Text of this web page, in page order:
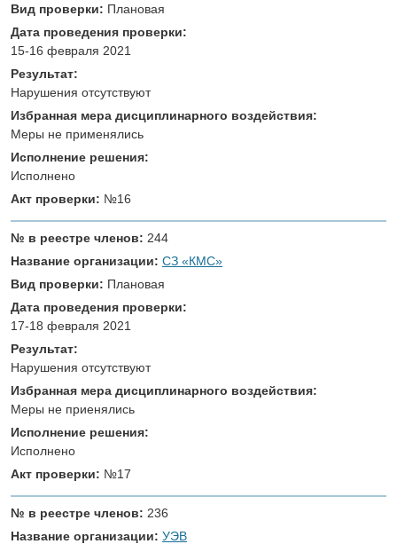
Вид проверки: Плановая
Дата проведения проверки:
15-16 февраля 2021
Результат:
Нарушения отсутствуют
Избранная мера дисциплинарного воздействия:
Меры не применялись
Исполнение решения:
Исполнено
Акт проверки: №16
№ в реестре членов: 244
Название организации: СЗ «КМС»
Вид проверки: Плановая
Дата проведения проверки:
17-18 февраля 2021
Результат:
Нарушения отсутствуют
Избранная мера дисциплинарного воздействия:
Меры не приенялись
Исполнение решения:
Исполнено
Акт проверки: №17
№ в реестре членов: 236
Название организации: УЭВ